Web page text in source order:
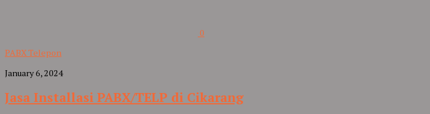
0
PABX Telepon
January 6, 2024
Jasa Installasi PABX/TELP di Cikarang